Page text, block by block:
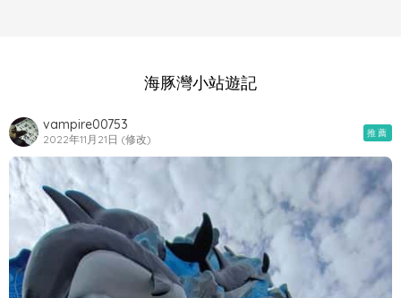
海豚灣小站遊記
vampire00753
2022年11月21日 (修改) 推薦